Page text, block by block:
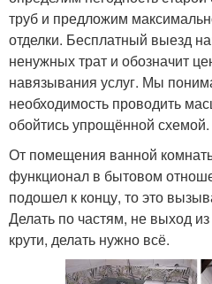
труб и предложим
отделки. Бесплатный выезд
ненужных трат и обозначит
навязывания услуг. Мы
необходимость проводить
обойтись упрощённой схемой.
От помещения ванной
функционал в бытовом
подошел к концу, то это
Делать по частям, не выход
крути, делать нужно всё.